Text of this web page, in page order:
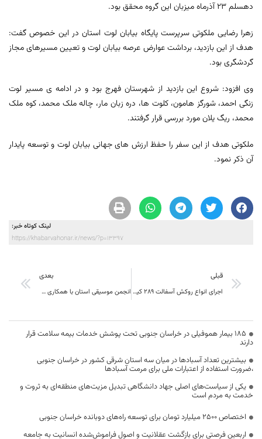
دهسلم 23 آذرماه میزبان این گروه محقق بود.
زهرا رضایی ملکوتی سرپرست پایگاه بیابان لوت استان در این خصوص گفت:
هدف از این بازدید، برداشت عوارض عرصه بیابان لوت و تعیین مسیرهای مجاز
گردشگری بود.
وی افزود: شروع این بازدید از شهرستان فهرج بود و در ادامه ی مسیر لوت
زنگی احمد، شورگز هامون، کلوت ها، دره زبان مار، چاله ملک محمد، کوه ملک
محمد، ریگ یلان مورد بررسی قرار گرفتند.
ملکوتی هدف از این سفر را حفظ ارزش های جهانی بیابان لوت و توسعه پایدار
آن ذکر نمود.
لینک کوتاه خبر:
https://khabarvahonar.ir/news/?p=13397
قبلی
اجرای انواع روکش آسفالت ۲۸۹ کیلومتر از راه های استحفاظی خراسان جنوبی طی ۸ ماهه سال جاری
بعدی
انجمن موسیقی استان با همکاری موسسه فرهنگی و هنری عرفان برگزار می کند
۱۸۵ بیمار هموفیلی در خراسان جنوبی تحت پوشش خدمات بیمه سلامت قرار
دارند
بیشترین تعداد آسبادها در میان سه استان شرقی کشور در خراسان جنوبی
،ضرورت استفاده از اعتبارات ملی برای مرمت آسبادها
یکی از سیاست‌های اصلی جهاد دانشگاهی تبدیل مزیت‌های منطقه‌ای به ثروت و
خدمت به مردم است
اختصاص 2500 میلیارد تومان برای توسعه راه‌های دوبانده خراسان جنوبی
اربعین فرصتی برای بازگشت عقلانیت و اصول فراموش‌شده انسانیت به جامعه